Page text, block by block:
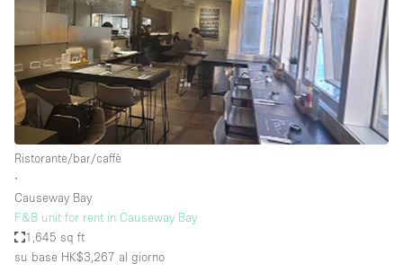
Ristorante/bar/caffè
∙
Causeway Bay
F&B unit for rent in Causeway Bay
1,645 sq ft
su base HK$3,267 al giorno